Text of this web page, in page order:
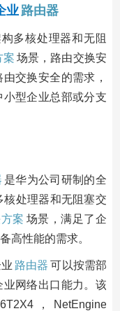
业 路由器
构多核处理器和无阻
案 场景，路由交换安
交换安全的需求，
型企业总部或分支
是华为公司研制的全
核处理器和无阻塞交
案 场景，满足了企
高性能的需求。
路由器 可以按需部
网络出口能力。该
，NetEngine